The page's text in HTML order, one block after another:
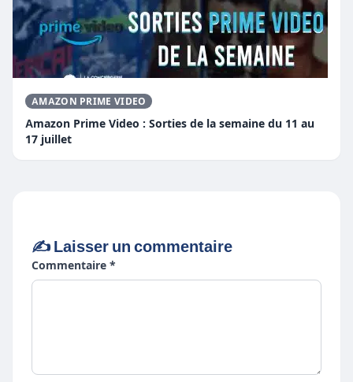
AMAZON PRIME VIDEO
Amazon Prime Video : Sorties de la semaine du 11 au
17 juillet
✍️ Laisser un commentaire
Commentaire *